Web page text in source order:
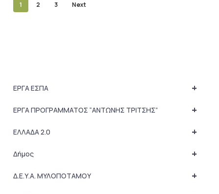
1 2 3 Next
+
ΕΡΓΑ ΕΣΠΑ
+
ΕΡΓΑ ΠΡΟΓΡΑΜΜΑΤΟΣ “ΑΝΤΩΝΗΣ ΤΡΙΤΣΗΣ”
+
ΕΛΛΑΔΑ 2.0
+
Δήμος
+
Δ.Ε.Υ.Α. ΜΥΛΟΠΟΤΑΜΟΥ